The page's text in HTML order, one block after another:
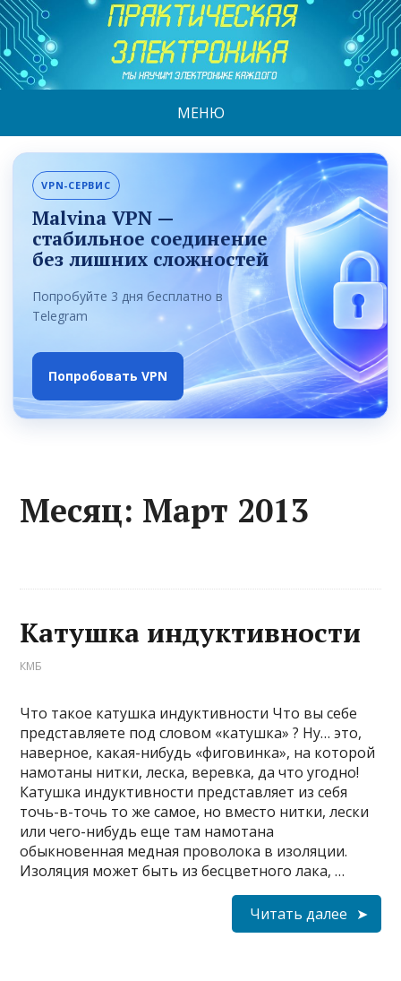
МЕНЮ
VPN-СЕРВИС
Malvina VPN —
стабильное соединение
без лишних сложностей
Попробуйте 3 дня бесплатно в
Telegram
Попробовать VPN
Месяц: Март 2013
Катушка индуктивности
КМБ
Что такое катушка индуктивности Что вы себе
представляете под словом «катушка» ? Ну… это,
наверное, какая-нибудь «фиговинка», на которой
намотаны нитки, леска, веревка, да что угодно!
Катушка индуктивности представляет из себя
точь-в-точь то же самое, но вместо нитки, лески
или чего-нибудь еще там намотана
обыкновенная медная проволока в изоляции.
Изоляция может быть из бесцветного лака, …
Читать далее